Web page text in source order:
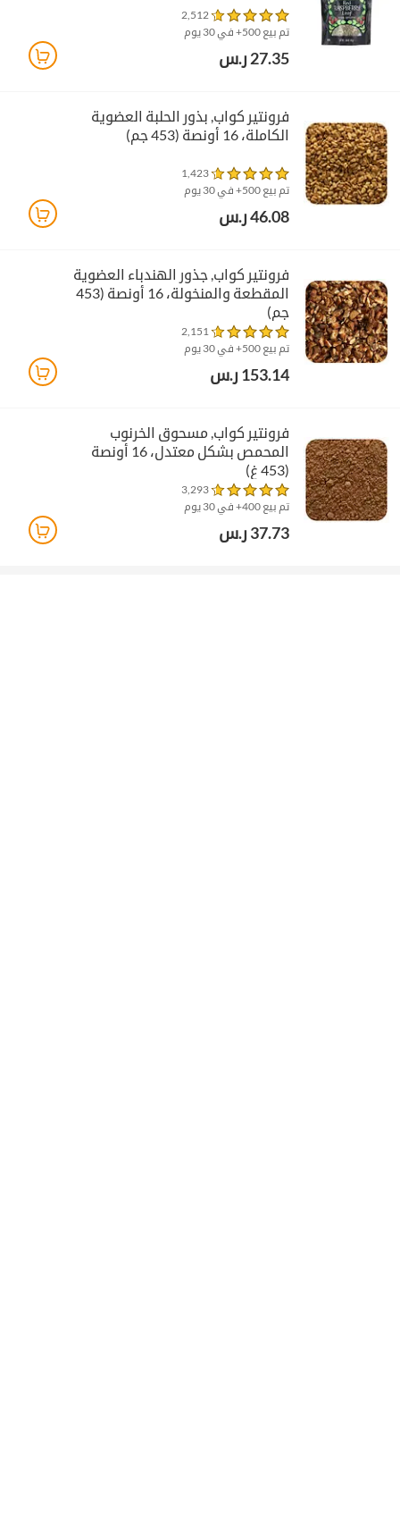
2,512
تم بيع 500+ في 30 يوم
27.35 ر.س
فرونتير كواب‏, بذور الحلبة العضوية
الكاملة، 16 أونصة (453 جم)
1,423
تم بيع 500+ في 30 يوم
46.08 ر.س
فرونتير كواب‏, جذور الهندباء العضوية
المقطعة والمنخولة، 16 أونصة (453
جم)
2,151
تم بيع 500+ في 30 يوم
153.14 ر.س
فرونتير كواب‏, مسحوق الخرنوب
المحمص بشكل معتدل، 16 أونصة
(453 غ)
3,293
تم بيع 400+ في 30 يوم
37.73 ر.س